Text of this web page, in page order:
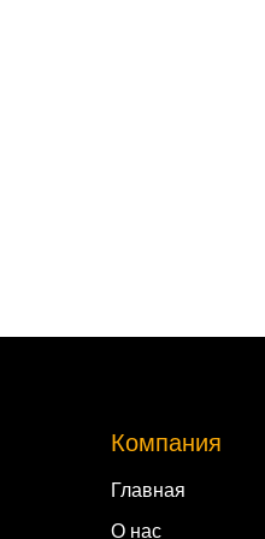
Компания
Главная
О нас